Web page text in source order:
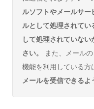
ルソフトやメールサ
ルとして処理されてい
して処理されていな
さい。
また、メール
機能を利用している方
メールを受信できるよ